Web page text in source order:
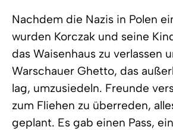
Nachdem die Nazis in Polen
wurden Korczak und seine
das Waisenhaus zu verlassen
Warschauer Ghetto, das
lag, umzusiedeln. Freunde
zum Fliehen zu überreden,
geplant. Es gab einen Pass,